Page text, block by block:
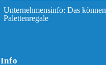
Unternehmensinfo: Das können
Palettenregale
Info